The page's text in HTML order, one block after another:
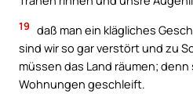
19 daß man ein klägliches
sind wir so gar verstört und zu
müssen das Land räumen;
Wohnungen geschleift.